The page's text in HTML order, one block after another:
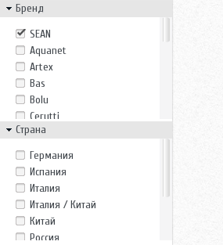
Бренд
SEAN
Aquanet
Artex
Bas
Bolu
Cerutti
Eago
Erlit
ESBANO
Fiinn
Frank
GROSSMAN
Gustavsberg
Страна
Германия
Испания
Италия
Италия / Китай
Китай
Росcия